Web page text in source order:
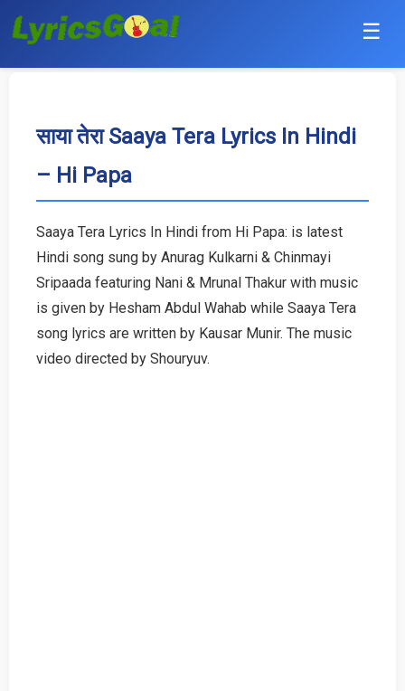
☰
Hindi
Bollywood
English
Tamil
साया तेरा Saaya Tera Lyrics In Hindi
– Hi Papa
Saaya Tera Lyrics In Hindi from Hi Papa: is latest
Hindi song sung by Anurag Kulkarni & Chinmayi
Sripaada featuring Nani & Mrunal Thakur with music
is given by Hesham Abdul Wahab while Saaya Tera
song lyrics are written by Kausar Munir. The music
video directed by Shouryuv.